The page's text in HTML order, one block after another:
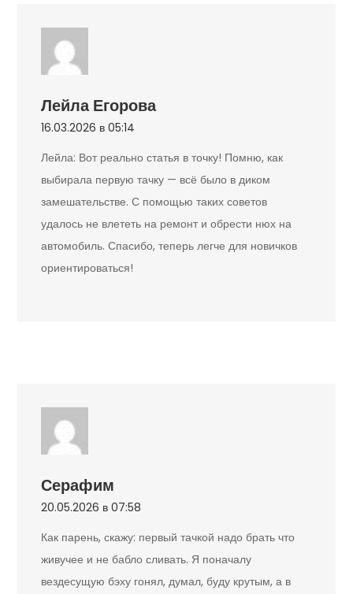
Лейла Егорова
16.03.2026 в 05:14
Лейла: Вот реально статья в точку! Помню, как
выбирала первую тачку — всё было в диком
замешательстве. С помощью таких советов
удалось не влететь на ремонт и обрести нюх на
автомобиль. Спасибо, теперь легче для новичков
ориентироваться!
Серафим
20.05.2026 в 07:58
Как парень, скажу: первый тачкой надо брать что
живучее и не бабло сливать. Я поначалу
вездесущую бэху гонял, думал, буду крутым, а в